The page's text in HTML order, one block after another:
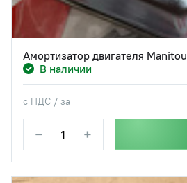
Амортизатор двигателя Manitou
В наличии
с НДС / за
− +